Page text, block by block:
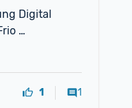
Digital
1 1